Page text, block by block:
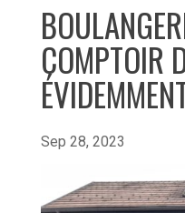
COMPTOIR
Sep 28, 2023